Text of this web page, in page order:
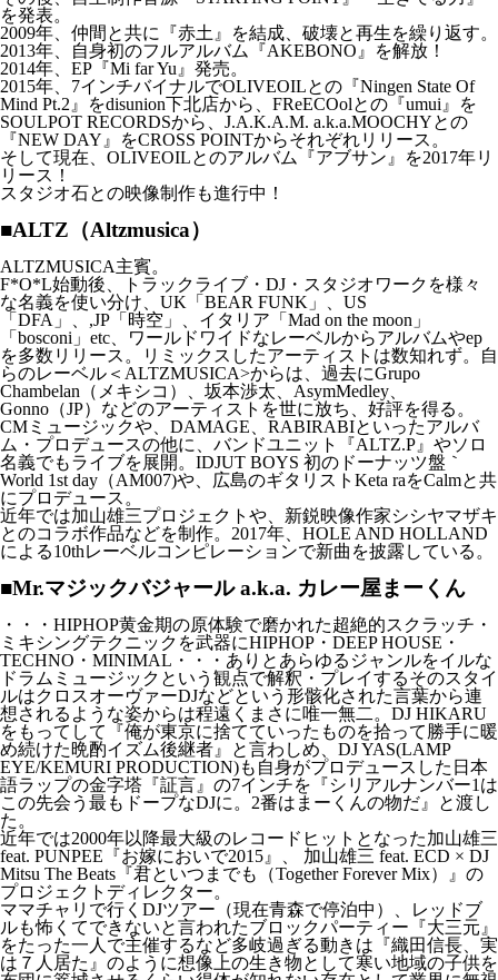
を発表。
2009年、仲間と共に『赤土』を結成、破壊と再生を繰り返す。
2013年、自身初のフルアルバム『AKEBONO』を解放！
2014年、EP『Mi far Yu』発売。
2015年、7インチバイナルでOLIVEOILとの『Ningen State Of
Mind Pt.2』をdisunion下北店から、FReECOolとの『umui』を
SOULPOT RECORDSから、J.A.K.A.M. a.k.a.MOOCHYとの
『NEW DAY』をCROSS POINTからそれぞれリリース。
そして現在、OLIVEOILとのアルバム『アブサン』を2017年リ
リース！
スタジオ石との映像制作も進行中！
■ALTZ（Altzmusica）
ALTZMUSICA主賓。
F*O*L始動後、トラックライブ・DJ・スタジオワークを様々
な名義を使い分け、UK「BEAR FUNK」、US
「DFA」、,JP「時空」、イタリア「Mad on the moon」
「bosconi」etc、ワールドワイドなレーベルからアルバムやep
を多数リリース。リミックスしたアーティストは数知れず。自
らのレーベル＜ALTZMUSICA>からは、過去にGrupo
Chambelan（メキシコ）、坂本渉太、AsymMedley、
Gonno（JP）などのアーティストを世に放ち、好評を得る。
CMミュージックや、DAMAGE、RABIRABIといったアルバ
ム・プロデュースの他に、バンドユニット『ALTZ.P』やソロ
名義でもライブを展開。IDJUT BOYS 初のドーナッツ盤｀
World 1st day（AM007)や、広島のギタリストKeta raをCalmと共
にプロデュース。
近年では加山雄三プロジェクトや、新鋭映像作家シシヤマザキ
とのコラボ作品などを制作。2017年、HOLE AND HOLLAND
による10thレーベルコンピレーションで新曲を披露している。
■Mr.マジックバジャール a.k.a. カレー屋まーくん
・・・HIPHOP黄金期の原体験で磨かれた超絶的スクラッチ・
ミキシングテクニックを武器にHIPHOP・DEEP HOUSE・
TECHNO・MINIMAL・・・ありとあらゆるジャンルをイルな
ドラムミュージックという観点で解釈・プレイするそのスタイ
ルはクロスオーヴァーDJなどという形骸化された言葉から連
想されるような姿からは程遠くまさに唯一無二。DJ HIKARU
をもってして『俺が東京に捨てていったものを拾って勝手に暖
め続けた晩酌イズム後継者』と言わしめ、DJ YAS(LAMP
EYE/KEMURI PRODUCTION)も自身がプロデュースした日本
語ラップの金字塔『証言』の7インチを『シリアルナンバー1は
この先会う最もドープなDJに。2番はまーくんの物だ』と渡し
た。
近年では2000年以降最大級のレコードヒットとなった加山雄三
feat. PUNPEE『お嫁においで2015』、 加山雄三 feat. ECD × DJ
Mitsu The Beats『君といつまでも（Together Forever Mix）』の
プロジェクトディレクター。
ママチャリで行くDJツアー（現在青森で停泊中）、レッドブ
ルも怖くてできないと言われたブロックパーティー『大三元』
をたった一人で主催するなど多岐過ぎる動きは『織田信長、実
は７人居た』のように想像上の生き物として寒い地域の子供を